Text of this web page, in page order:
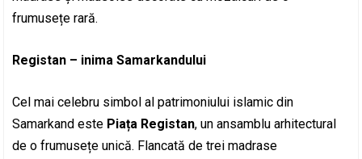
frumusețe rară.
Registan – inima Samarkandului
Cel mai celebru simbol al patrimoniului islamic din
Samarkand este Piața Registan, un ansamblu arhitectural
de o frumusețe unică. Flancată de trei madrase